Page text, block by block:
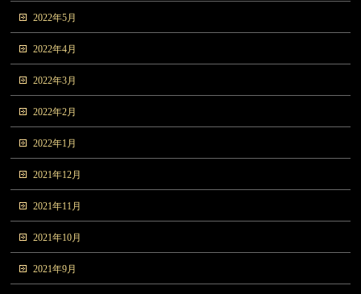
2022年5月
2022年4月
2022年3月
2022年2月
2022年1月
2021年12月
2021年11月
2021年10月
2021年9月